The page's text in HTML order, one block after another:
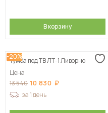
В корзину
-20%
Тумба под ТВ ЛТ-1 Ливорно
Цена
13 540 10 830
за 1 день